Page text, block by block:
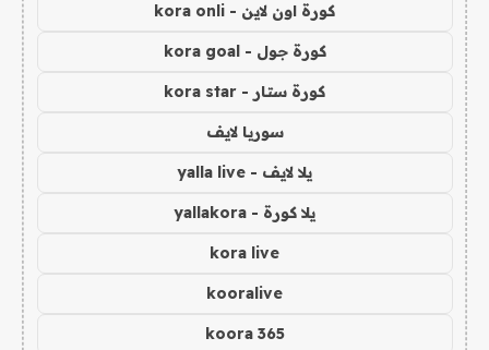
كورة اون لاين - kora onli
كورة جول - kora goal
كورة ستار - kora star
سوريا لايف
يلا لايف - yalla live
يلا كورة - yallakora
kora live
kooralive
koora 365